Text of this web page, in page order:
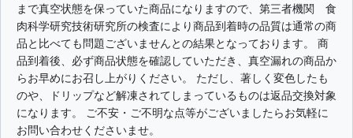
LINEギフト ふるさと納税
まで真空状態を保っていた商品になりますので、第三者機関 食
肉科学研究技術研究所の検査により商品到着時の品質は通常の商
品と比べても問題ございませんとの結果となっております。 商
品到着後、必ず商品状態を確認していただき、真空漏れの商品か
らお早めにお召し上がりください。 ただし、著しく変色したも
のや、ドリップなど解凍されてしまっているものは返品交換対象
になります。 ご不安・ご不明な点等がございましたらお気軽に
お問い合わせくださいませ。